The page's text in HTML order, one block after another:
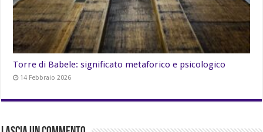
Torre di Babele: significato metaforico e psicologico
14 Febbraio 2026